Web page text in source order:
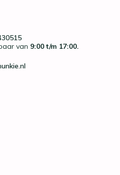
van 9:00 t/m 17:00.